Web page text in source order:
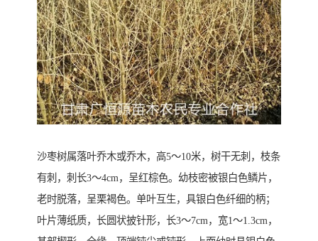
沙枣树属落叶乔木或乔木，高5～10米，树干无刺，枝条
有刺，刺长3～4cm，呈红棕色。幼枝密被银白色鳞片，
老时脱落，呈栗褐色。单叶互生，具银白色纤细的柄；
叶片薄纸质，长圆状披针形，长3～7cm，宽1～1.3cm，